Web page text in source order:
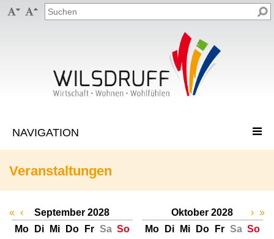
 
Veranstaltungen
« ‹
September 2028
Mo
Di Mi Do Fr Sa So
Oktober 2028
Mo
Di Mi Do Fr Sa So
› »